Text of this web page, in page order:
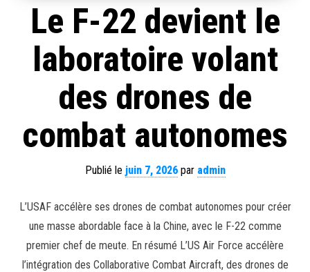
Le F-22 devient le
laboratoire volant
des drones de
combat autonomes
Publié le juin 7, 2026par admin
L’USAF accélère ses drones de combat autonomes pour créer
une masse abordable face à la Chine, avec le F-22 comme
premier chef de meute. En résumé L’US Air Force accélère
l’intégration des Collaborative Combat Aircraft, des drones de